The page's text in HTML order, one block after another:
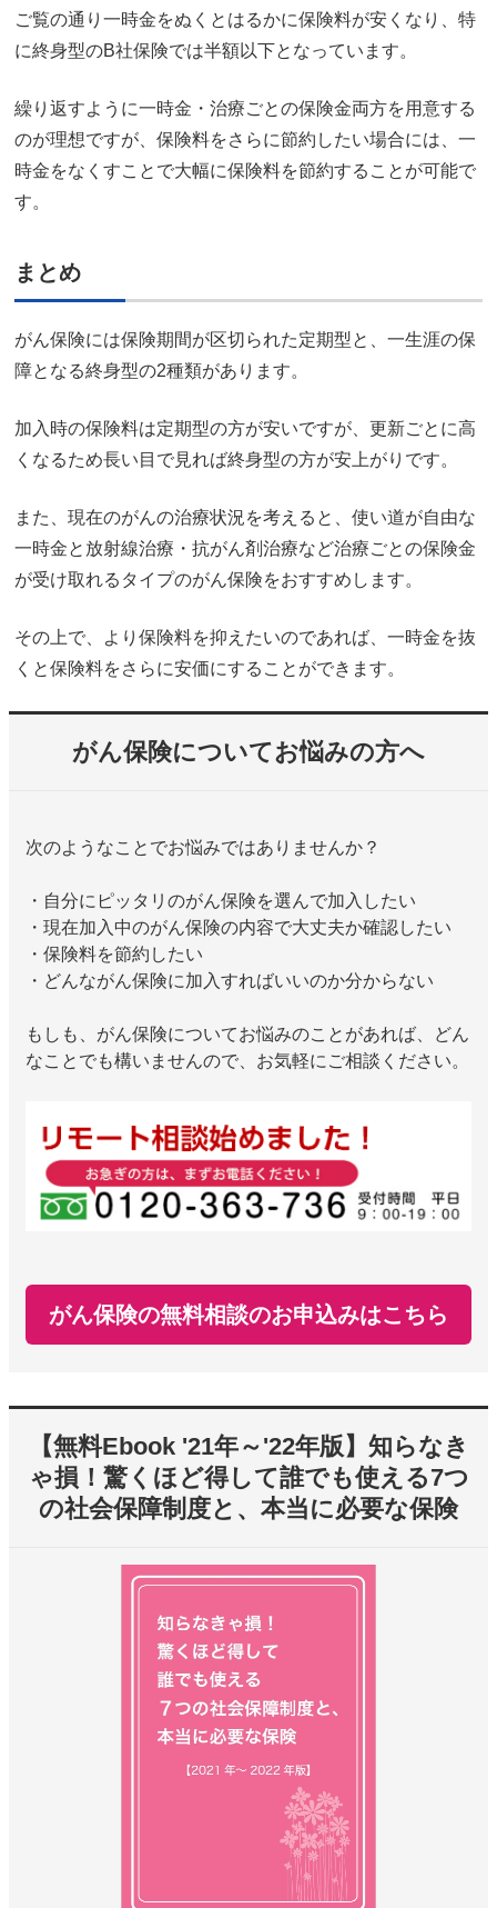
ご覧の通り一時金をぬくとはるかに保険料が安くなり、特
に終身型のB社保険では半額以下となっています。
繰り返すように一時金・治療ごとの保険金両方を用意する
のが理想ですが、保険料をさらに節約したい場合には、一
時金をなくすことで大幅に保険料を節約することが可能で
す。
まとめ
がん保険には保険期間が区切られた定期型と、一生涯の保
障となる終身型の2種類があります。
加入時の保険料は定期型の方が安いですが、更新ごとに高
くなるため長い目で見れば終身型の方が安上がりです。
また、現在のがんの治療状況を考えると、使い道が自由な
一時金と放射線治療・抗がん剤治療など治療ごとの保険金
が受け取れるタイプのがん保険をおすすめします。
その上で、より保険料を抑えたいのであれば、一時金を抜
くと保険料をさらに安価にすることができます。
がん保険についてお悩みの方へ
次のようなことでお悩みではありませんか？
・自分にピッタリのがん保険を選んで加入したい
・現在加入中のがん保険の内容で大丈夫か確認したい
・保険料を節約したい
・どんながん保険に加入すればいいのか分からない
もしも、がん保険についてお悩みのことがあれば、どん
なことでも構いませんので、お気軽にご相談ください。
がん保険の無料相談のお申込みはこちら
【無料Ebook '21年～'22年版】知らなき
ゃ損！驚くほど得して誰でも使える7つ
の社会保障制度と、本当に必要な保険